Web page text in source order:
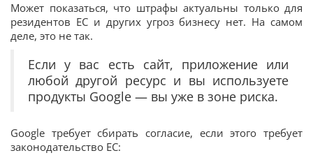
Может показаться, что штрафы актуальны только для
резидентов ЕС и других угроз бизнесу нет. На самом
деле, это не так.
Если у вас есть сайт, приложение или
любой другой ресурс и вы используете
продукты Google — вы уже в зоне риска.
Google требует сбирать согласие, если этого требует
законодательство ЕС: